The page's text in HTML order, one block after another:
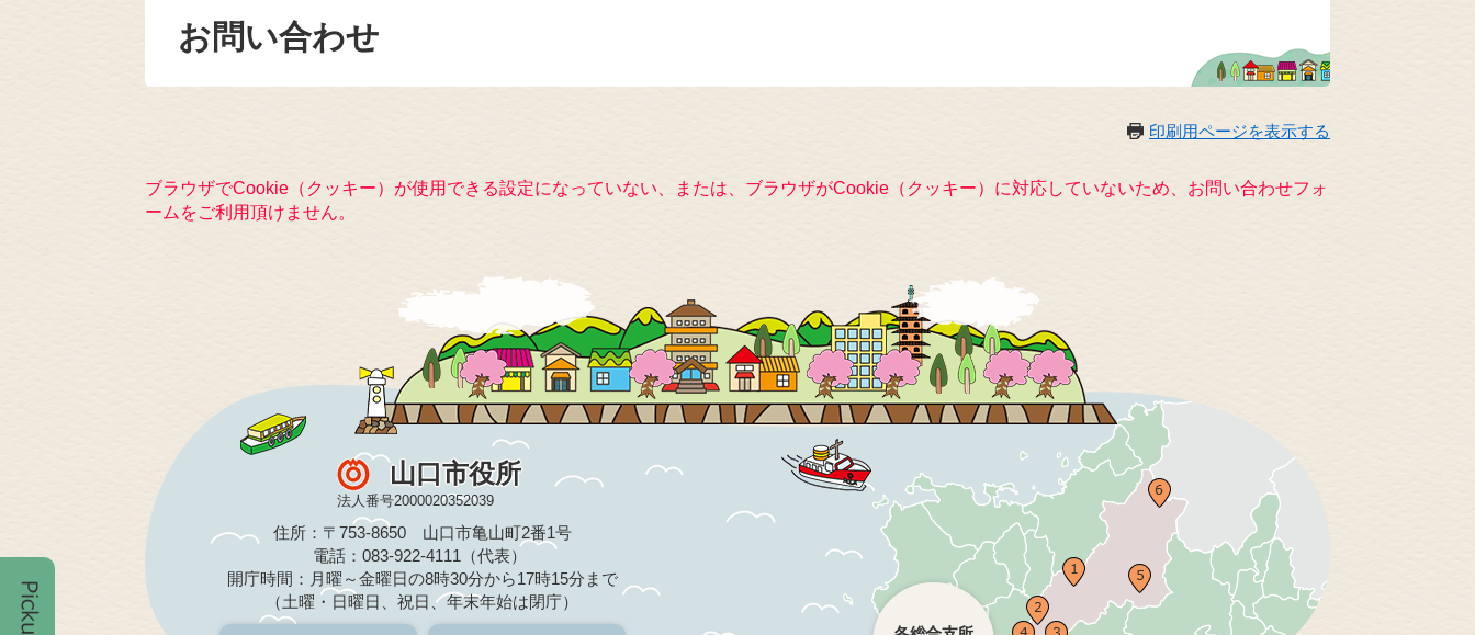
お問い合わせ
印刷用ページを表示する
ブラウザでCookie（クッキー）が使用できる設定になっていない、または、ブラウザがCookie（クッキー）に対応していないため、お問い合わせフォ
ームをご利用頂けません。
山口市役所
法人番号2000020352039
住所：〒753-8650 山口市亀山町2番1号
電話：083-922-4111（代表）
開庁時間：月曜～金曜日の8時30分から17時15分まで
（土曜・日曜日、祝日、年末年始は閉庁）